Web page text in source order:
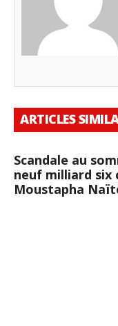
ARTICLES
Scandale au
neuf milliard six
Moustapha